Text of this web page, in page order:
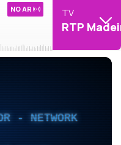
NO AR TV
RTP
- NETWORK